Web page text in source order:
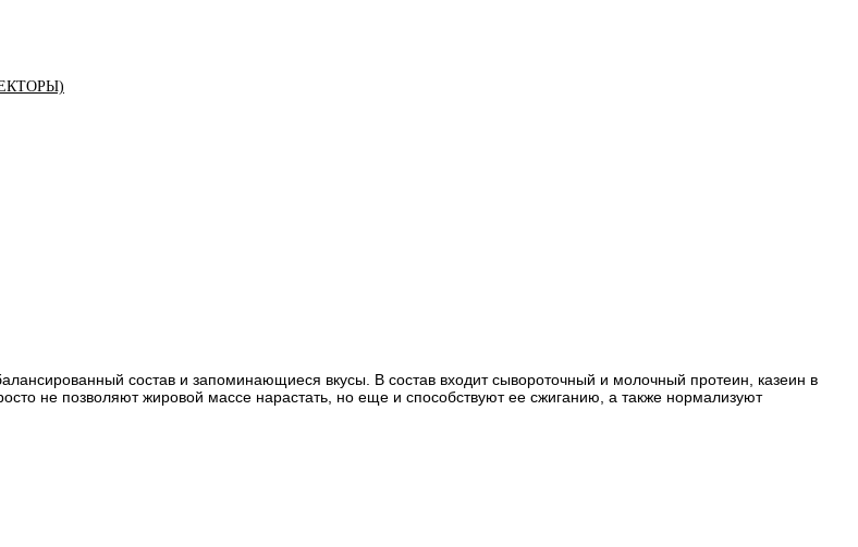
состав и запоминающиеся вкусы. В состав входит сывороточный и молочный протеин, казеин в
не позволяют жировой массе нарастать, но еще и способствуют ее сжиганию, а также нормализуют